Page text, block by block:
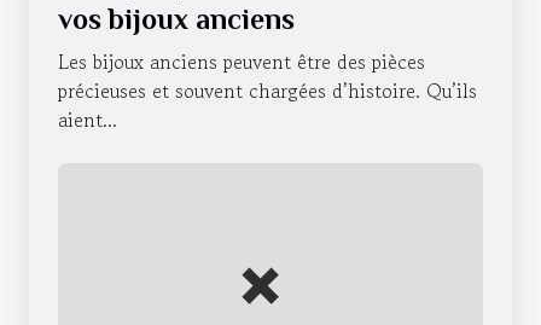
vos bijoux anciens
Les bijoux anciens peuvent être des pièces
précieuses et souvent chargées d’histoire. Qu’ils
aient...